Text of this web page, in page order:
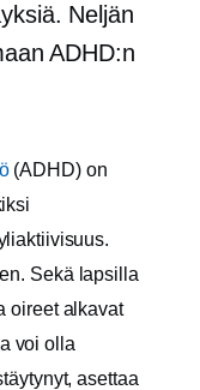
Neljän
ADHD:n
(ADHD) on
Sekä lapsilla
oireet alkavat
voi olla
asettaa